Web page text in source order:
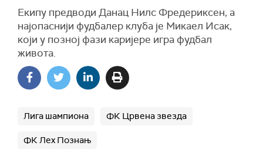
Екипу предводи Данац Нилс Фредериксен, а
најопаснији фудбалер клуба је Микаел Исак,
који у позној фази каријере игра фудбал
живота.
Лига шампиона ФК Црвена звезда
ФК Лех Познањ